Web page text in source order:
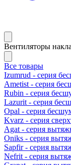
Вентиляторы
Все товары
Izumrud - серия
Ametist - серия
Rubin - серия
Lazurit - серия
Opal - серия
Kvarz - серия
Agat - серия
Oniks - серия
Sapfir - серия
Nefrit - серия